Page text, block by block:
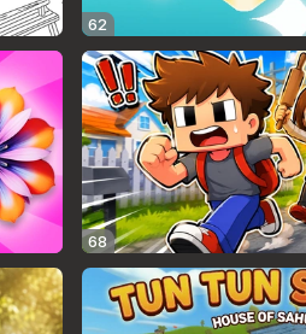
62
68